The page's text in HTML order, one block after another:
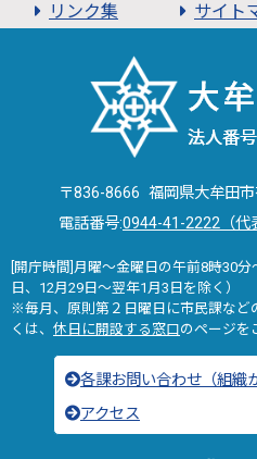
リンク集
サイト
〒836-8666 福岡県大牟田
電話番号:0944-41-2222（代
[開庁時間]月曜～金曜日の午前8時30
日、12月29日～翌年1月3日を除く）
※毎月、原則第２日曜日に市民課など
くは、 休日に開設する窓口のページを
各課お問い合わせ（組織
アクセス